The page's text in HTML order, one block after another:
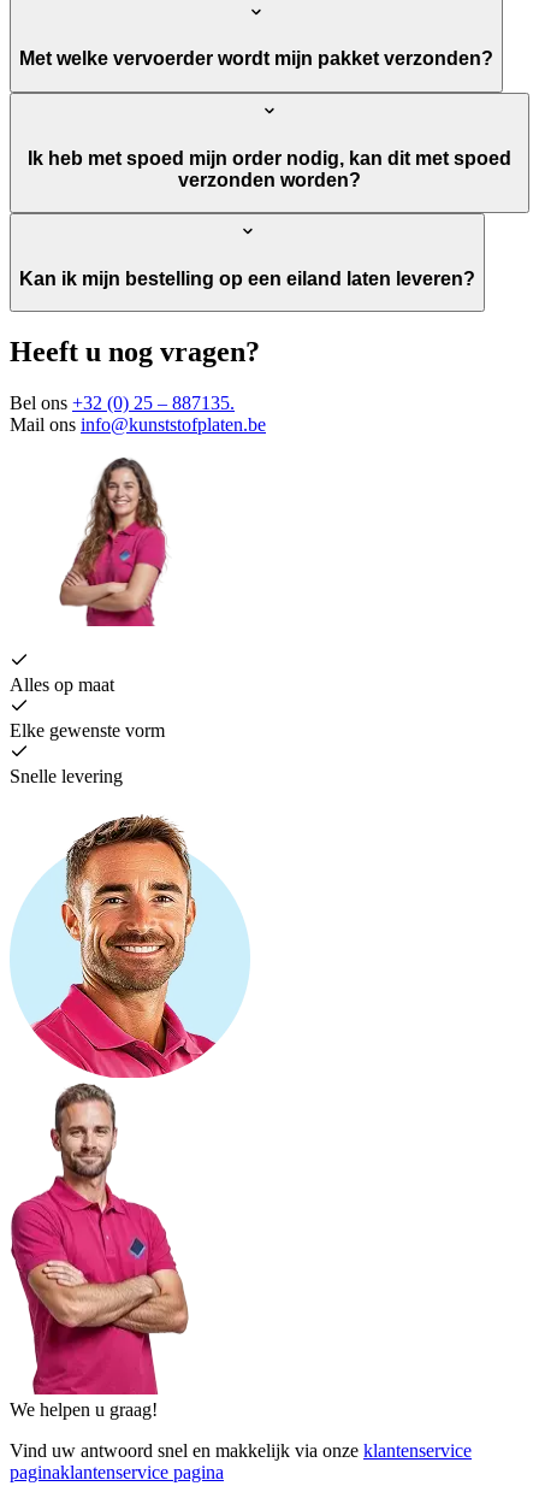
Met welke vervoerder wordt mijn pakket verzonden?
Ik heb met spoed mijn order nodig, kan dit met spoed
verzonden worden?
Kan ik mijn bestelling op een eiland laten leveren?
Heeft u nog vragen?
Bel ons +32 (0) 25 – 887135.
Mail ons info@kunststofplaten.be
Alles op maat
Elke gewenste vorm
Snelle levering
We helpen u graag!
Vind uw antwoord snel en makkelijk via onze klantenservice
paginaklantenservice pagina